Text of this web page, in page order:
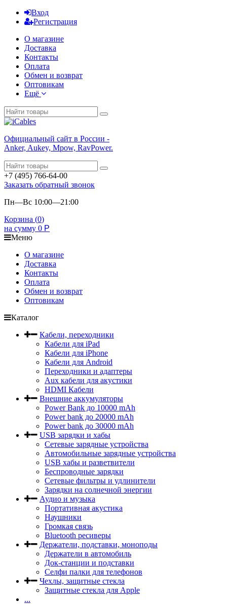
Вход
Регистрация
О магазине
Доставка
Контакты
Оплата
Обмен и возврат
Оптовикам
Ещё
Официальный сайт в России -
Anker, Aukey, Mpow, RavPower.
+7 (495) 766-64-00
Заказать обратный звонок
Пн—Вс 10:00—21:00
Корзина (0)
на сумму 0 Р
Меню
О магазине
Доставка
Контакты
Оплата
Обмен и возврат
Оптовикам
Каталог
Кабели, переходники
Кабели для iPad
Кабели для iPhone
Кабели для Android
Переходники и адаптеры
Aux кабели для акустики
HDMI Кабели
Внешние аккумуляторы
Power Bank до 10000 mAh
Power bank до 20000 mAh
Power bank до 30000 mAh
USB зарядки и хабы
Сетевые зарядные устройства
Автомобильные зарядные устройства
USB хабы и разветвители
Беспроводные зарядки
Сетевые фильтры и удлинители
Зарядки на солнечной энергии
Аудио и музыка
Портативная акустика
Наушники
Громкая связь
Bluetooth ресиверы
Держатели, подставки, моноподы
Держатели в автомобиль
Док-станции и подставки
Селфи палки для телефонов
Чехлы, защитные стекла
Защитные стекла для Apple
...